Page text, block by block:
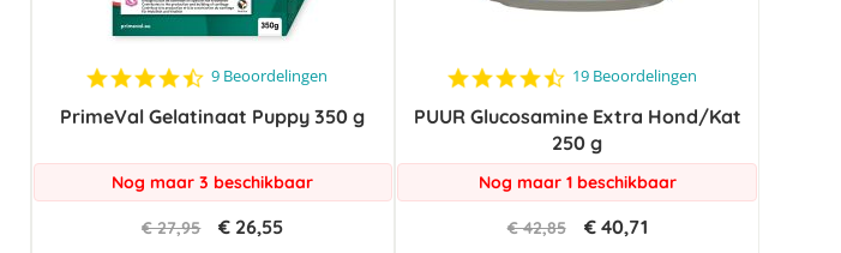
4.6
rating
9 Beoordelingen
PrimeVal Gelatinaat Puppy 350 g
Nog maar 3 beschikbaar
€ 27,95 € 26,55
4.3
rating
19 Beoordelingen
PUUR Glucosamine Extra Hond/Kat
250 g
Nog maar 1 beschikbaar
€ 42,85 € 40,71